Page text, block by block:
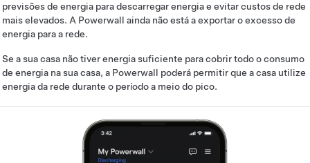
previsões de energia para descarregar energia e evitar custos de rede
mais elevados. A Powerwall ainda não está a exportar o excesso de
energia para a rede.
Se a sua casa não tiver energia suficiente para cobrir todo o consumo
de energia na sua casa, a Powerwall poderá permitir que a casa utilize
energia da rede durante o período a meio do pico.